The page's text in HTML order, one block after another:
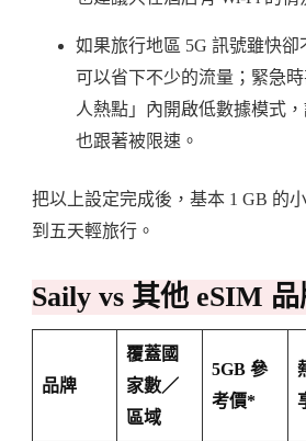
如果旅行地區 5G 訊號雖快卻
可以省下不少的流量；緊急
人熱點」內開啟低數據模式
也跟著被限速。
把以上設定完成後，基本 1 GB 的
到五天輕旅行。
Saily vs 其他 eSIM
品牌
覆蓋國
家數／
區域
5GB 參
考價*